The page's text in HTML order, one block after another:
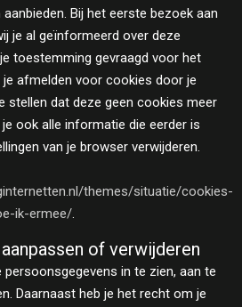
Bij het eerste bezoek aan
je al geïnformeerd over deze
toestemming gevraagd voor het
afmelden voor cookies door je
stellen dat deze geen cookies meer
ook alle informatie die eerder is
van je browser verwijderen.
themes/situatie/cookies-
ik-ermee/.
of verwijderen
in te zien, aan te
Daarnaast heb je het recht om je